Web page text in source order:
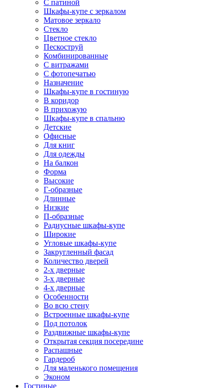
С патиной
Шкафы-купе с зеркалом
Матовое зеркало
Стекло
Цветное стекло
Пескоструй
Комбинированные
С витражами
С фотопечатью
Назначение
Шкафы-купе в гостиную
В коридор
В прихожую
Шкафы-купе в спальню
Детские
Офисные
Для книг
Для одежды
На балкон
Форма
Высокие
Г-образные
Длинные
Низкие
П-образные
Радиусные шкафы-купе
Широкие
Угловые шкафы-купе
Закругленный фасад
Количество дверей
2-х дверные
3-х дверные
4-х дверные
Особенности
Во всю стену
Встроенные шкафы-купе
Под потолок
Раздвижные шкафы-купе
Открытая секция посередине
Распашные
Гардероб
Для маленького помещения
Эконом
Гостиные